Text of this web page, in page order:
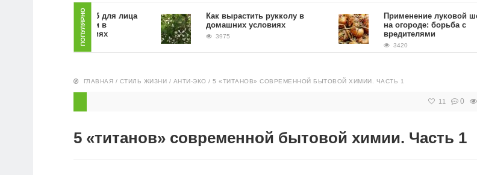
ПОПУЛЯРНО
Как сделать скраб для лица
из кофейной гущи в
домашних условиях
Как вырастить рукколу в
домашних условиях
3975
Применение луковой шелухи
на огороде: борьба с
вредителями
3420
ГЛАВНАЯ / СТИЛЬ ЖИЗНИ / АНТИ-ЭКО / 5 «ТИТАНОВ» СОВРЕМЕННОЙ БЫТОВОЙ ХИМИИ. ЧАСТЬ 1
11 0
5 «титанов» современной бытовой химии. Часть 1